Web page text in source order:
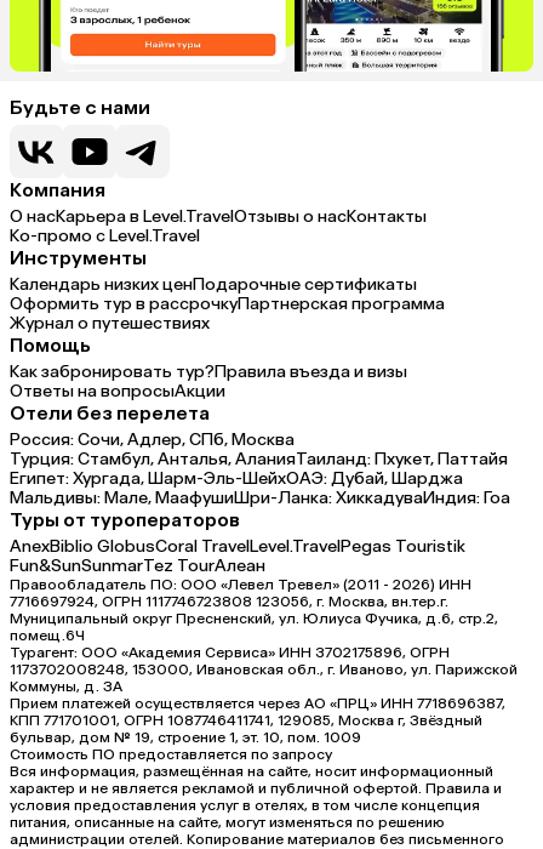
Будьте с нами
Компания
О насКарьера в Level.TravelОтзывы о насКонтакты
Ко-промо с Level.Travel
Инструменты
Календарь низких ценПодарочные сертификаты
Оформить тур в рассрочкуПартнерская программа
Журнал о путешествиях
Помощь
Как забронировать тур?Правила въезда и визы
Ответы на вопросыАкции
Отели без перелета
Россия:Сочи,Адлер,СПб,Москва
Турция:Стамбул,Анталья,АланияТаиланд:Пхукет,Паттайя
Египет:Хургада,Шарм-Эль-ШейхОАЭ:Дубай,Шарджа
Мальдивы:Мале,МаафушиШри-Ланка:ХиккадуваИндия:Гоа
Туры от туроператоров
AnexBiblio GlobusCoral TravelLevel.TravelPegas Touristik
Fun&SunSunmarTez TourАлеан
Правообладатель ПО: ООО «Левел Тревел» (2011 - 2026) ИНН
7716697924, ОГРН 1117746723808 123056, г. Москва, вн.тер.г.
Муниципальный округ Пресненский, ул. Юлиуса Фучика, д.6, стр.2,
помещ.6Ч
Турагент: ООО «Академия Сервиса» ИНН 3702175896, ОГРН
1173702008248, 153000, Ивановская обл., г. Иваново, ул. Парижской
Коммуны, д. ЗА
Прием платежей осуществляется через АО «ПРЦ» ИНН 7718696387,
КПП 771701001, ОГРН 1087746411741, 129085, Москва г, Звёздный
бульвар, дом № 19, строение 1, эт. 10, пом. 1009
Стоимость ПО предоставляется по запросу
Вся информация, размещённая на сайте, носит информационный
характер и не является рекламой и публичной офертой. Правила и
условия предоставления услуг в отелях, в том числе концепция
питания, описанные на сайте, могут изменяться по решению
администрации отелей. Копирование материалов без письменного